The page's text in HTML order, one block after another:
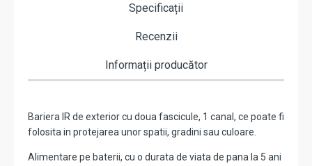
Specificații
Recenzii
Informații producător
Bariera IR de exterior cu doua fascicule, 1 canal, ce poate fi
folosita in protejarea unor spatii, gradini sau culoare.
Alimentare pe baterii, cu o durata de viata de pana la 5 ani